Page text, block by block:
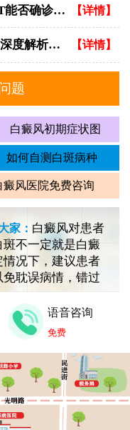
白斑用手搓不变红，皮肤CT能否确诊白癜风？ 【详情】
`308准分子激光治疗仪品牌深度解析：专业视角下的优选指南` 【详情】
题
白癜风初期症状图
如何自测白斑病种
癜风医院免费咨询
家： 白癜风对患者
不一定就是白癜
况下，建议患者
耽误病情，错过
语音咨询
免费